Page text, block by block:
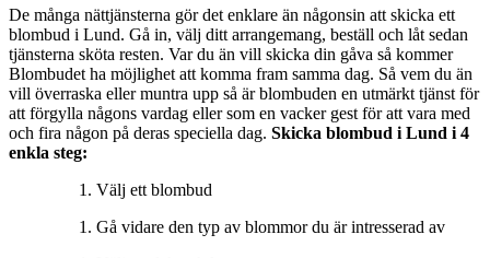
De många nättjänsterna gör det enklare än någonsin att skicka ett
blombud i Lund. Gå in, välj ditt arrangemang, beställ och låt sedan
tjänsterna sköta resten. Var du än vill skicka din gåva så kommer
Blombudet ha möjlighet att komma fram samma dag. Så vem du än
vill överraska eller muntra upp så är blombuden en utmärkt tjänst för
att förgylla någons vardag eller som en vacker gest för att vara med
och fira någon på deras speciella dag. Skicka blombud i Lund i 4
enkla steg:
Välj ett blombud
Gå vidare den typ av blommor du är intresserad av